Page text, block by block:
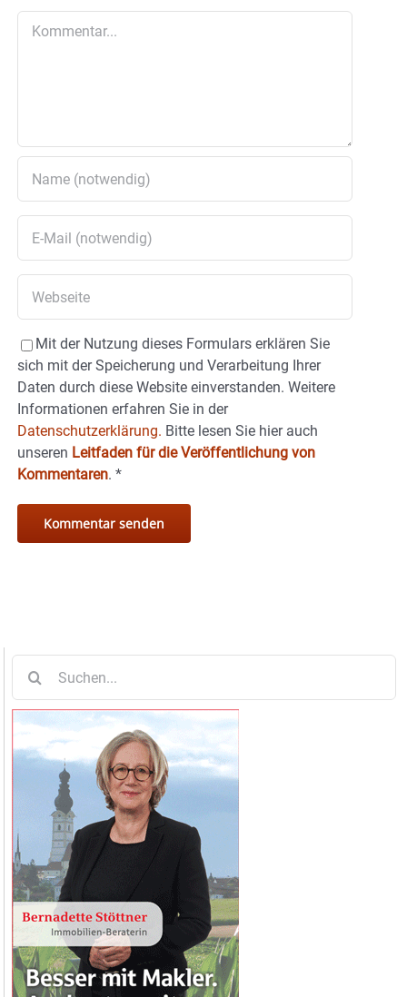
Mit der Nutzung dieses Formulars erklären Sie
sich mit der Speicherung und Verarbeitung Ihrer
Daten durch diese Website einverstanden. Weitere
Informationen erfahren Sie in der
Datenschutzerklärung. Bitte lesen Sie hier auch
unseren Leitfaden für die Veröffentlichung von
Kommentaren. *
nach: